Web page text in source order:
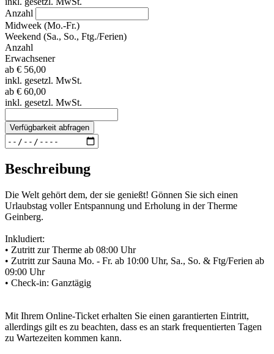
Anzahl
Midweek (Mo.-Fr.)
Weekend (Sa., So., Ftg./Ferien)
Anzahl
Erwachsener
ab € 56,00
inkl. gesetzl. MwSt.
ab € 60,00
inkl. gesetzl. MwSt.
Verfügbarkeit abfragen
Beschreibung
Die Welt gehört dem, der sie genießt! Gönnen Sie sich einen
Urlaubstag voller Entspannung und Erholung in der Therme
Geinberg.
Inkludiert:
• Zutritt zur Therme ab 08:00 Uhr
• Zutritt zur Sauna Mo. - Fr. ab 10:00 Uhr, Sa., So. & Ftg/Ferien ab
09:00 Uhr
• Check-in: Ganztägig
Mit Ihrem Online-Ticket erhalten Sie einen garantierten Eintritt,
allerdings gilt es zu beachten, dass es an stark frequentierten Tagen
zu Wartezeiten kommen kann.